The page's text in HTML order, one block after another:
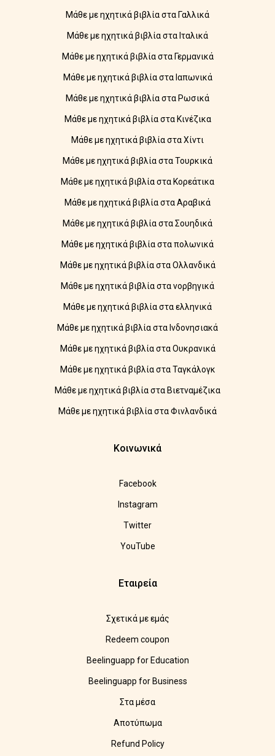
Μάθε με ηχητικά βιβλία στα Γαλλικά
Μάθε με ηχητικά βιβλία στα Ιταλικά
Μάθε με ηχητικά βιβλία στα Γερμανικά
Μάθε με ηχητικά βιβλία στα Ιαπωνικά
Μάθε με ηχητικά βιβλία στα Ρωσικά
Μάθε με ηχητικά βιβλία στα Κινέζικα
Μάθε με ηχητικά βιβλία στα Χίντι
Μάθε με ηχητικά βιβλία στα Τουρκικά
Μάθε με ηχητικά βιβλία στα Κορεάτικα
Μάθε με ηχητικά βιβλία στα Αραβικά
Μάθε με ηχητικά βιβλία στα Σουηδικά
Μάθε με ηχητικά βιβλία στα πολωνικά
Μάθε με ηχητικά βιβλία στα Ολλανδικά
Μάθε με ηχητικά βιβλία στα νορβηγικά
Μάθε με ηχητικά βιβλία στα ελληνικά
Μάθε με ηχητικά βιβλία στα Ινδονησιακά
Μάθε με ηχητικά βιβλία στα Ουκρανικά
Μάθε με ηχητικά βιβλία στα Ταγκάλογκ
Μάθε με ηχητικά βιβλία στα Βιετναμέζικα
Μάθε με ηχητικά βιβλία στα Φινλανδικά
Κοινωνικά
Facebook
Instagram
Twitter
YouTube
Εταιρεία
Σχετικά με εμάς
Redeem coupon
Beelinguapp for Education
Beelinguapp for Business
Στα μέσα
Αποτύπωμα
Refund Policy